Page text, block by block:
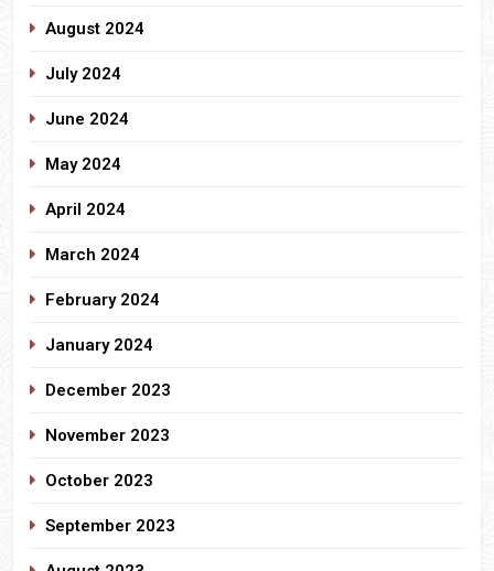
August 2024
July 2024
June 2024
May 2024
April 2024
March 2024
February 2024
January 2024
December 2023
November 2023
October 2023
September 2023